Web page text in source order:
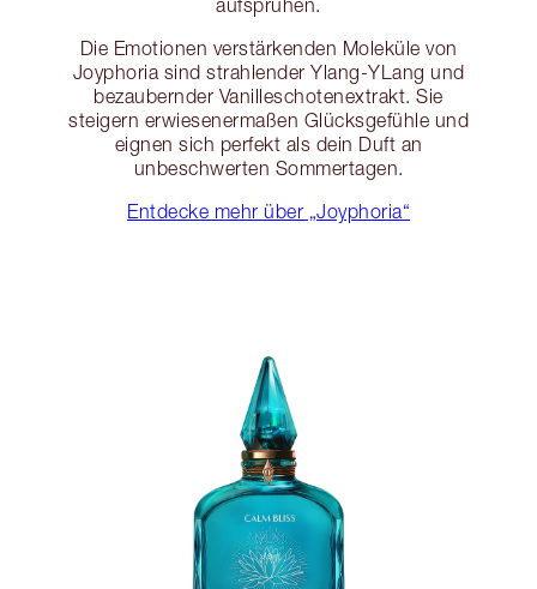
aufsprühen.
Die Emotionen verstärkenden Moleküle von
Joyphoria sind strahlender Ylang-YLang und
bezaubernder Vanilleschotenextrakt. Sie
steigern erwiesenermaßen Glücksgefühle und
eignen sich perfekt als dein Duft an
unbeschwerten Sommertagen.
Entdecke mehr über „Joyphoria“